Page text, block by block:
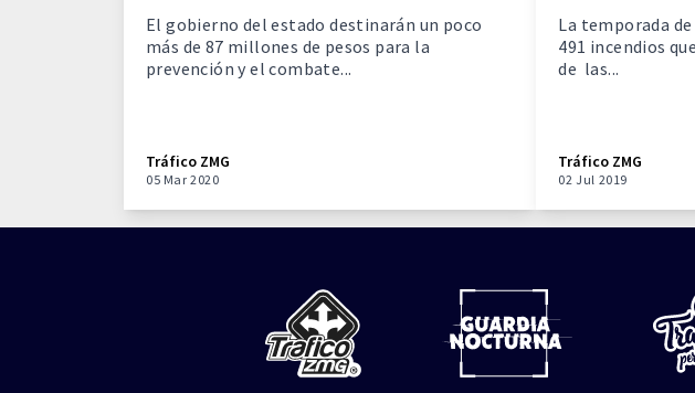
El gobierno del estado destinarán un poco
más de 87 millones de pesos para la
prevención y el combate...
Tráfico ZMG
05 Mar 2020
La temporada
491 incendios
de las...
Tráfico ZMG
02 Jul 2019